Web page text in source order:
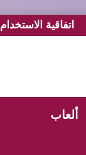
اتفاقية الاستخدام
ألعاب